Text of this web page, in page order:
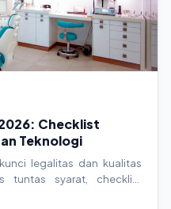
Checklist
Teknologi
legalitas dan kualitas
tuntas syarat, checklist